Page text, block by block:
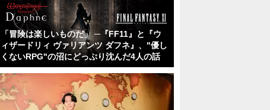
「冒険は楽しいものだ」 ─『FF11』と『ウ
ィザードリィ ヴァリアンツ ダフネ』、"優し
くないRPG"の沼にどっぷり沈んだ4人の話